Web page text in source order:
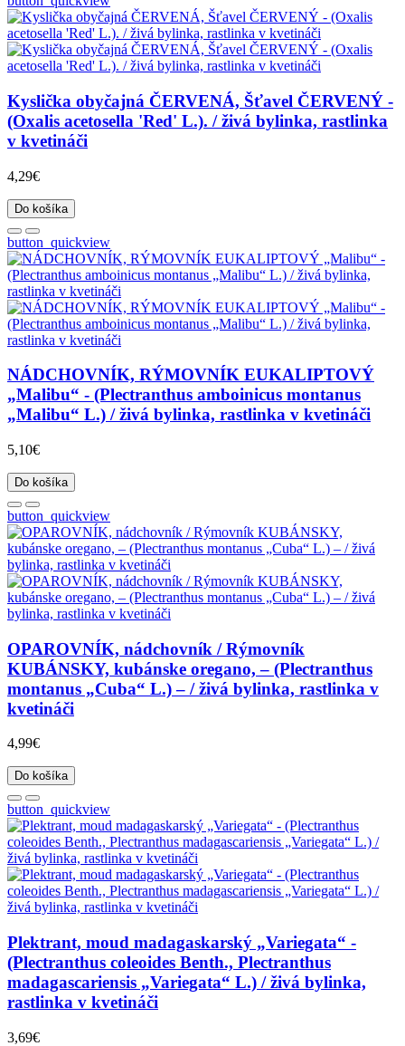
Kyslička obyčajná ČERVENÁ, Šťavel ČERVENÝ -
(Oxalis acetosella 'Red' L.). / živá bylinka, rastlinka
v kvetináči
4,29€
Do košíka
button_quickview
NÁDCHOVNÍK, RÝMOVNÍK EUKALIPTOVÝ
„Malibu“ - (Plectranthus amboinicus montanus
„Malibu“ L.) / živá bylinka, rastlinka v kvetináči
5,10€
Do košíka
button_quickview
OPAROVNÍK, nádchovník / Rýmovník
KUBÁNSKY, kubánske oregano, – (Plectranthus
montanus „Cuba“ L.) – / živá bylinka, rastlinka v
kvetináči
4,99€
Do košíka
button_quickview
Plektrant, moud madagaskarský „Variegata“ -
(Plectranthus coleoides Benth., Plectranthus
madagascariensis „Variegata“ L.) / živá bylinka,
rastlinka v kvetináči
3,69€